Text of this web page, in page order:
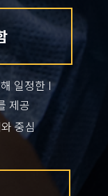
일정한 I
제공
중심